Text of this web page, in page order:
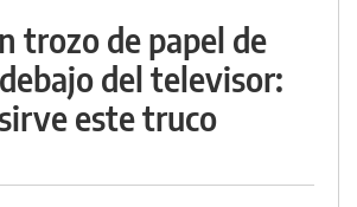
trozo de papel de
del televisor:
este truco